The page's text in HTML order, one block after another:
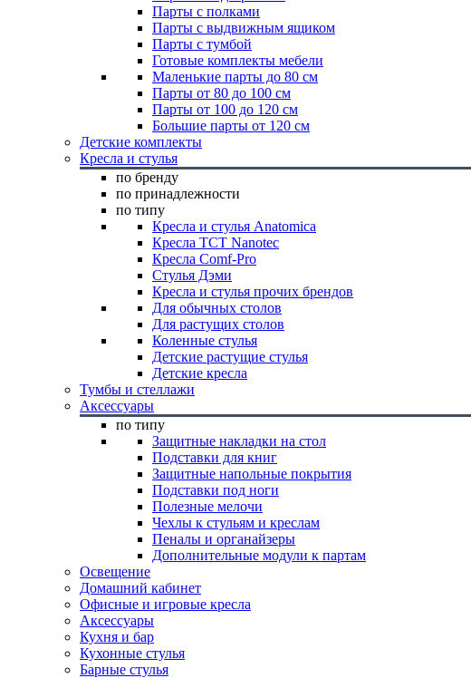
Парты с полками
Парты с выдвижным ящиком
Парты с тумбой
Готовые комплекты мебели
Маленькие парты до 80 см
Парты от 80 до 100 см
Парты от 100 до 120 см
Большие парты от 120 см
Детские комплекты
Кресла и стулья
по бренду
по принадлежности
по типу
Кресла и стулья Anatomica
Кресла TCT Nanotec
Кресла Comf-Pro
Стулья Дэми
Кресла и стулья прочих брендов
Для обычных столов
Для растущих столов
Коленные стулья
Детские растущие стулья
Детские кресла
Тумбы и стеллажи
Аксессуары
по типу
Защитные накладки на стол
Подставки для книг
Защитные напольные покрытия
Подставки под ноги
Полезные мелочи
Чехлы к стульям и креслам
Пеналы и органайзеры
Дополнительные модули к партам
Освещение
Домашний кабинет
Офисные и игровые кресла
Аксессуары
Кухня и бар
Кухонные стулья
Барные стулья